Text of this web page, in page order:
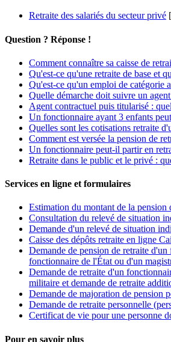
Retraite des salariés du secteur privé
Question ? Réponse !
Comment connaître sa caisse de
Qu'est-ce qu'une retraite de base et
Qu'est-ce qu'un emploi de catégorie
Quelle démarche doit suivre un
Agent contractuel puis titularisé :
Un fonctionnaire ayant 3 enfants
Quelles sont les cotisations retraite
Comment est versée la pension de
Un fonctionnaire peut-il partir en
Retraite dans le public et le privé :
Services en ligne et formulaires
Estimation du montant de la
Consultation du relevé de situation
Demande d'un relevé de situation
Caisse des dépôts retraite en ligne
Demande de pension de retraite
fonctionnaire de l'État ou d'un
Demande de retraite d'un
militaire et demande de retraite
Demande de majoration de pension
Demande de retraite personnelle
Certificat de vie pour une personne
Pour en savoir plus